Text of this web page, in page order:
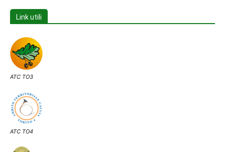
Link utili
ATC TO3
ATC TO4